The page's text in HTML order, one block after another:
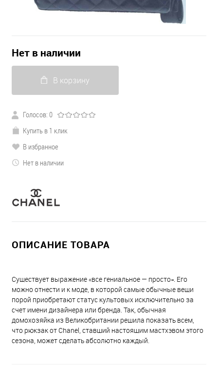
Нет в наличии
В корзину
Голосов: 0
Купить в 1 клик
В избранное
Нет в наличии
ОПИСАНИЕ ТОВАРА
Существует выражение «все гениальное — просто». Его
можно отнести и к моде, в которой самые обычные вещи
порой приобретают статус культовых исключительно за
счет имени дизайнера или бренда. Так, обычная
домохозяйка из Великобритании решила показать всем,
что рюкзак от Chanel, ставший настоящим мастхэвом этого
сезона, может сделать абсолютно каждый.